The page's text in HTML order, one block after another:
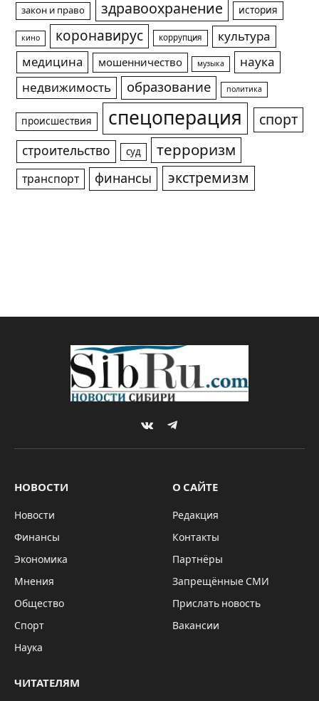
закон и право здравоохранение история
кино коронавирус коррупция
культура
медицина
мошенничество музыка
наука
недвижимость
образование политика
происшествия спецоперация спорт
строительство суд терроризм
транспорт финансы экстремизм
VKontakteTelegram
НОВОСТИ
Новости
Финансы
Экономика
Мнения
Общество
Спорт
Наука
О САЙТЕ
Редакция
Контакты
Партнёры
Запрещённые СМИ
Прислать новость
Вакансии
ЧИТАТЕЛЯМ